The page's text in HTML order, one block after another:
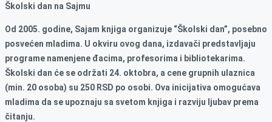
Školski dan na Sajmu
Od 2005. godine, Sajam knjiga organizuje “Školski dan”, posebno
posvećen mladima. U okviru ovog dana, izdavači predstavljaju
programe namenjene đacima, profesorima i bibliotekarima.
Školski dan će se održati 24. oktobra, a cene grupnih ulaznica
(min. 20 osoba) su 250 RSD po osobi. Ova inicijativa omogućava
mladima da se upoznaju sa svetom knjiga i razviju ljubav prema
čitanju.